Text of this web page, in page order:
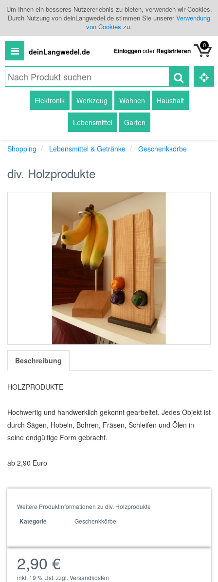
Um Ihnen ein besseres Nutzererlebnis zu bieten, verwenden wir Cookies.
Durch Nutzung von deinLangwedel.de stimmen Sie unsererVerwendung
von Cookies zu.
deinLangwedel.de Einloggenoder Registrieren
0
Produkte
Händlerübersicht
Branchenbuch
Elektronik Werkzeug Wohnen Haushalt
Lebensmittel Garten
Shopping Lebensmittel & Getränke Geschenkkörbe
div. Holzprodukte
Beschreibung
HOLZPRODUKTE
Hochwertig und handwerklich gekonnt gearbeitet. Jedes Objekt ist
durch Sägen, Hobeln, Bohren, Fräsen, Schleifen und Ölen in
seine endgültige Form gebracht.
ab 2,90 Euro
Weitere Produktinformationen zu div. Holzprodukte
Kategorie
Geschenkkörbe
2,90 €
inkl. 19 % Ust. zzgl. Versandkosten